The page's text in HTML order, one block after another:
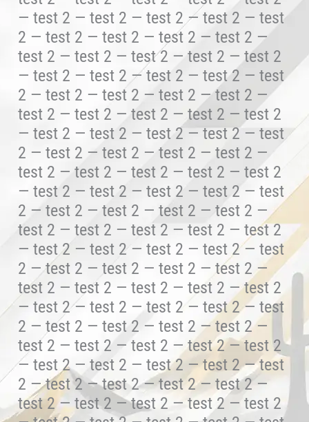
— test 2 — test 2 — test 2 — test 2 — test
2 — test 2 — test 2 — test 2 — test 2 —
test 2 — test 2 — test 2 — test 2 — test 2
— test 2 — test 2 — test 2 — test 2 — test
2 — test 2 — test 2 — test 2 — test 2 —
test 2 — test 2 — test 2 — test 2 — test 2
— test 2 — test 2 — test 2 — test 2 — test
2 — test 2 — test 2 — test 2 — test 2 —
test 2 — test 2 — test 2 — test 2 — test 2
— test 2 — test 2 — test 2 — test 2 — test
2 — test 2 — test 2 — test 2 — test 2 —
test 2 — test 2 — test 2 — test 2 — test 2
— test 2 — test 2 — test 2 — test 2 — test
2 — test 2 — test 2 — test 2 — test 2 —
test 2 — test 2 — test 2 — test 2 — test 2
— test 2 — test 2 — test 2 — test 2 — test
2 — test 2 — test 2 — test 2 — test 2 —
test 2 — test 2 — test 2 — test 2 — test 2
— test 2 — test 2 — test 2 — test 2 — test
2 — test 2 — test 2 — test 2 — test 2 —
test 2 — test 2 — test 2 — test 2 — test 2